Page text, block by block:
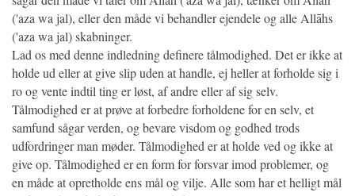
('aza wa jal), eller den måde vi behandler ejendele og alle Allāhs
('aza wa jal) skabninger.
Lad os med denne indledning definere tålmodighed. Det er ikke at
holde ud eller at give slip uden at handle, ej heller at forholde sig i
ro og vente indtil ting er løst, af andre eller af sig selv.
Tålmodighed er at prøve at forbedre forholdene for en selv, et
samfund sågar verden, og bevare visdom og godhed trods
udfordringer man møder. Tålmodighed er at holde ved og ikke at
give op. Tålmodighed er en form for forsvar imod problemer, og
en måde at opretholde ens mål og vilje. Alle som har et helligt mål